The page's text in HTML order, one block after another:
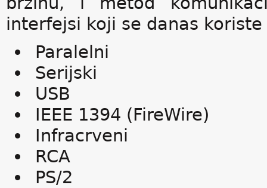
interfejsi koji se danas
Paralelni
Serijski
USB
IEEE 1394 (FireWire)
Infracrveni
RCA
PS/2